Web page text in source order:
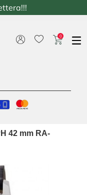
0
42 mm RA-